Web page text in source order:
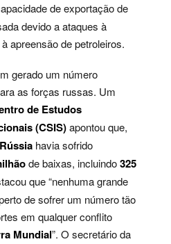
de exportação de
devido a ataques à
apreensão de petroleiros.
gerado um número
as forças russas. Um
de Estudos
(CSIS)apontou que,
Rússia havia sofrido
de baixas, incluindo325
que “nenhuma grande
de sofrer um número tão
em qualquer conflito
Mundial”. O secretário da